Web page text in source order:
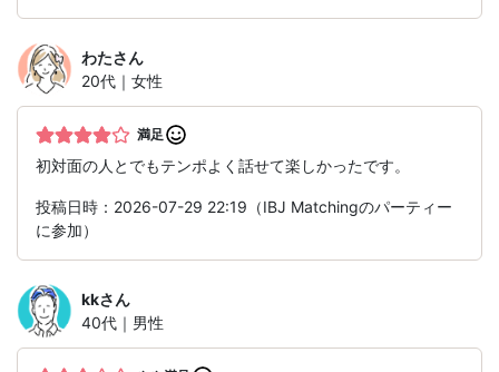
わたさん
20代｜女性
満足
初対面の人とでもテンポよく話せて楽しかったです。
投稿日時：2026-07-29 22:19（IBJ Matchingのパーティー
に参加）
kkさん
40代｜男性